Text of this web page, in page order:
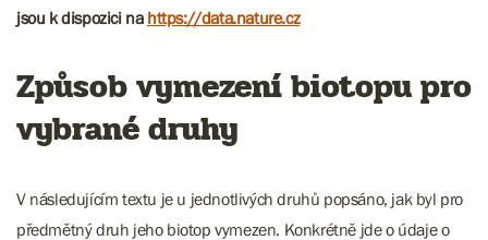
jsou k dispozici na https://data.nature.cz
Způsob vymezení biotopu pro
vybrané druhy
V následujícím textu je u jednotlivých druhů popsáno, jak byl pro
předmětný druh jeho biotop vymezen. Konkrétně jde o údaje o